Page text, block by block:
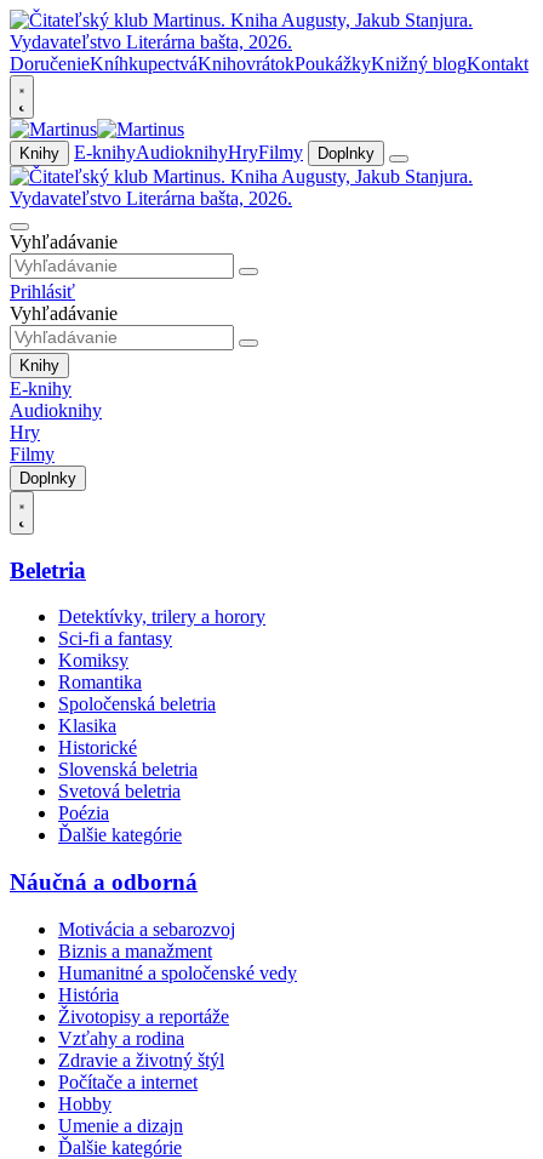
DoručenieKníhkupectváKnihovrátokPoukážkyKnižný blogKontakt
Knihy E-knihyAudioknihyHryFilmy Doplnky
Vyhľadávanie
Prihlásiť
Vyhľadávanie
Knihy
E-knihy
Audioknihy
Hry
Filmy
Doplnky
Beletria
Detektívky, trilery a horory
Sci-fi a fantasy
Komiksy
Romantika
Spoločenská beletria
Klasika
Historické
Slovenská beletria
Svetová beletria
Poézia
Ďalšie kategórie
Náučná a odborná
Motivácia a sebarozvoj
Biznis a manažment
Humanitné a spoločenské vedy
História
Životopisy a reportáže
Vzťahy a rodina
Zdravie a životný štýl
Počítače a internet
Hobby
Umenie a dizajn
Ďalšie kategórie